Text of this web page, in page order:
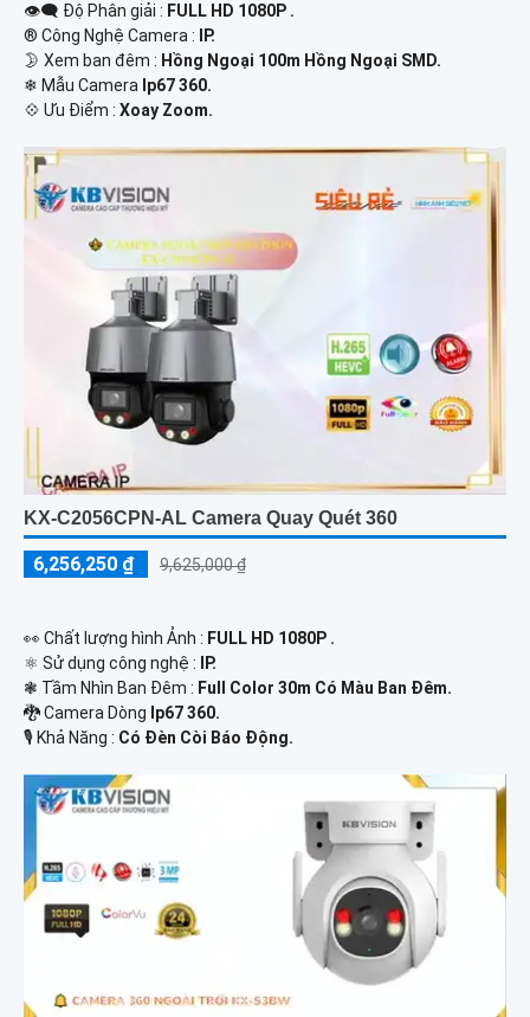
👁️‍🗨 Độ Phân giải : FULL HD 1080P .
®️ Công Nghệ Camera :
IP.
🌛 Xem ban đêm : Hồng Ngoại 100m Hồng Ngoại SMD.
❄ Mẫu Camera Ip67 360.
️💠 Ưu Điểm : Xoay Zoom.
KX-C2056CPN-AL Camera Quay Quét 360
6,256,250 ₫ 9,625,000 ₫
️👀 Chất lượng hình Ảnh : FULL HD 1080P .
⚛️ Sử dụng công nghệ :
IP.
❃ Tầm Nhìn Ban Đêm : Full Color 30m Có Màu Ban Ðêm.
🐉️ Camera Dòng Ip67 360.
️🎙 Khả Năng : Có Ðèn Còi Báo Động.